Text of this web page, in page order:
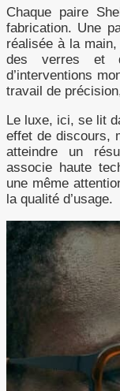
Chaque paire
fabrication. Une
réalisée à la main,
des verres et
d’interventions
travail de
Le luxe, ici, se lit
effet de discours,
atteindre un
associe haute
une même
la qualité d’usage.